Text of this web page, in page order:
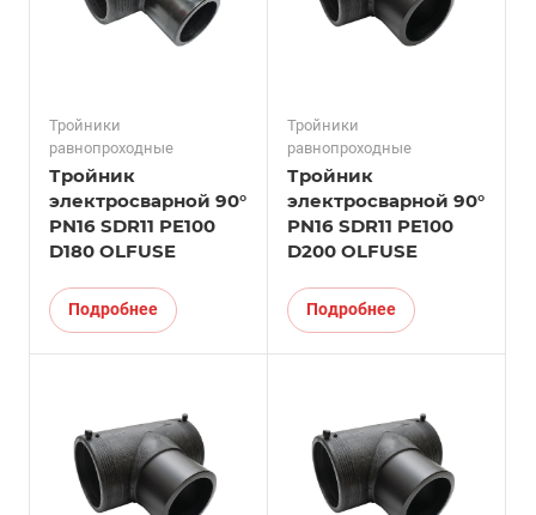
Тройники
равнопроходные
Тройник
электросварной 90°
PN16 SDR11 PE100
D180 OLFUSE
Подробнее
Тройники
равнопроходные
Тройник
электросварной 90°
PN16 SDR11 PE100
D200 OLFUSE
Подробнее